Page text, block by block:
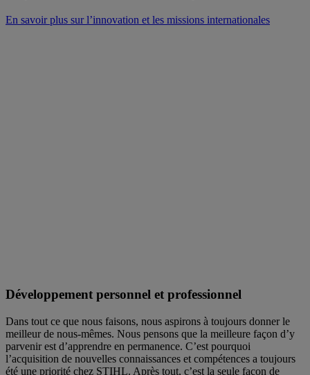
En savoir plus sur l’innovation et les missions internationales
Développement personnel et professionnel
Dans tout ce que nous faisons, nous aspirons à toujours donner le
meilleur de nous-mêmes. Nous pensons que la meilleure façon d’y
parvenir est d’apprendre en permanence. C’est pourquoi
l’acquisition de nouvelles connaissances et compétences a toujours
été une priorité chez STIHL. Après tout, c’est la seule façon de